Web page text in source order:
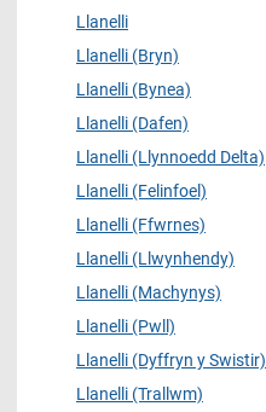
Llanelli
Llanelli (Bryn)
Llanelli (Bynea)
Llanelli (Dafen)
Llanelli (Llynnoedd Delta)
Llanelli (Felinfoel)
Llanelli (Ffwrnes)
Llanelli (Llwynhendy)
Llanelli (Machynys)
Llanelli (Pwll)
Llanelli (Dyffryn y Swistir)
Llanelli (Trallwm)